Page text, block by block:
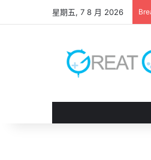
星期五, 7 8 月 2026